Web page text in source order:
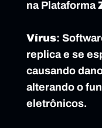
na Plataforma
Vírus:
replica e se
causando
alterando o
eletrônicos.